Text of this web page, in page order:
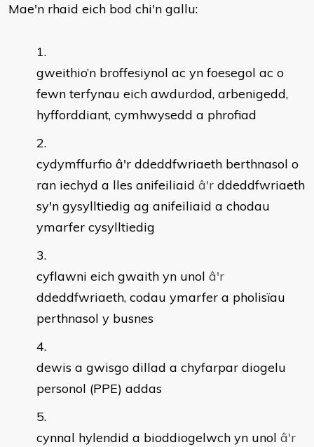
Mae'n rhaid eich bod chi'n gallu:
gweithio’n broffesiynol ac yn foesegol ac o
fewn terfynau eich awdurdod, arbenigedd,
hyfforddiant, cymhwysedd a phrofiad
cydymffurfio â'r ddeddfwriaeth berthnasol o
ran iechyd a lles anifeiliaid â'r ddeddfwriaeth
sy'n gysylltiedig ag anifeiliaid a chodau
ymarfer cysylltiedig
cyflawni eich gwaith yn unol â'r
ddeddfwriaeth, codau ymarfer a pholisïau
perthnasol y busnes
dewis a gwisgo dillad a chyfarpar diogelu
personol (PPE) addas
cynnal hylendid a bioddiogelwch yn unol â'r